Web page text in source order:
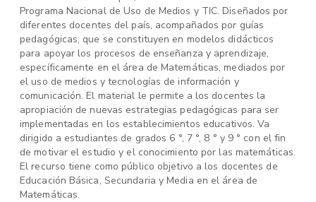
Programa Nacional de Uso de Medios y TIC. Diseñados por
diferentes docentes del país, acompañados por guías
pedagógicas, que se constituyen en modelos didácticos
para apoyar los procesos de enseñanza y aprendizaje,
específicamente en el área de Matemáticas, mediados por
el uso de medios y tecnologías de información y
comunicación. El material le permite a los docentes la
apropiación de nuevas estrategias pedagógicas para ser
implementadas en los establecimientos educativos. Va
dirigido a estudiantes de grados 6 °, 7 °, 8 ° y 9 ° con el fin
de motivar el estudio y el conocimiento por las matemáticas.
El recurso tiene como público objetivo a los docentes de
Educación Básica, Secundaria y Media en el área de
Matemáticas.